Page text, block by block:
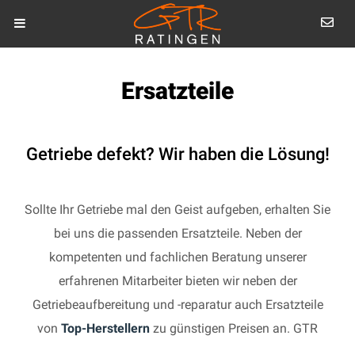
Ersatzteile
Getriebe defekt? Wir haben die Lösung!
Sollte Ihr Getriebe mal den Geist aufgeben, erhalten Sie
bei uns die passenden Ersatzteile. Neben der
kompetenten und fachlichen Beratung unserer
erfahrenen Mitarbeiter bieten wir neben der
Getriebeaufbereitung und -reparatur auch Ersatzteile
von Top-Herstellern zu günstigen Preisen an. GTR